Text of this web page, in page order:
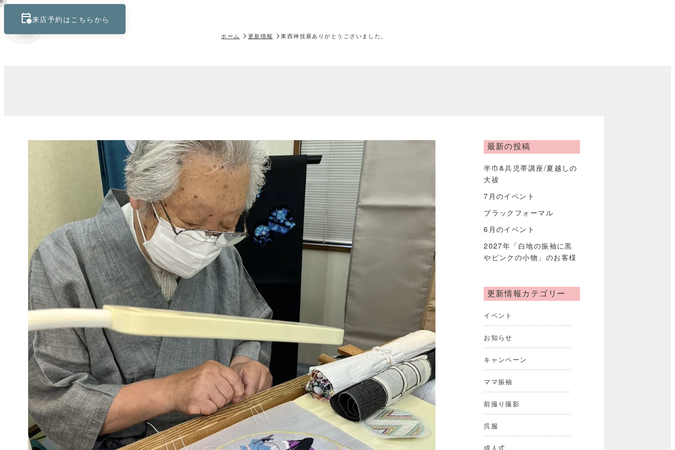
keyboard_control_keycalendar_clock来店予約はこちらから
ホーム 更新情報 東西神技展ありがとうございました。
最新の投稿
半巾&兵児帯講座/夏越しの
大祓
7月のイベント
ブラックフォーマル
6月のイベント
2027年「白地の振袖に黒
やピンクの小物」のお客様
更新情報カテゴリー
イベント
お知らせ
キャンペーン
ママ振袖
前撮り撮影
呉服
成人式